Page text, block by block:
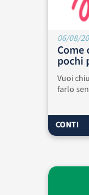
06/08/
pochi
Vuoi
farlo
CONTI